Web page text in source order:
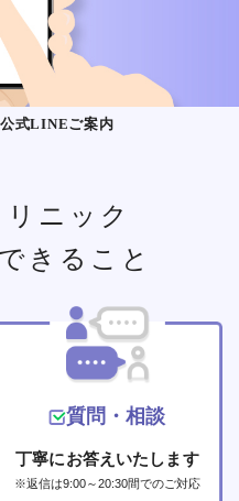
公式LINEご案内
ニック
きること
質問・相談
丁寧にお答えいたします
※返信は9:00～20:30間でのご対応